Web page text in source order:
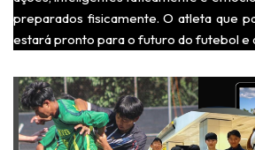
preparados fisicamente. O atleta que
estará pronto para o futuro do futebol e